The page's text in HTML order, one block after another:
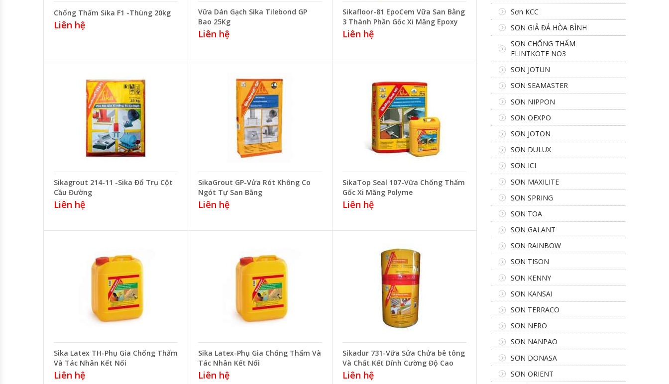
Chống Thấm Sika F1 -Thùng 20kg
Liên hệ
Vữa Dán Gạch Sika Tilebond GP
Bao 25Kg
Liên hệ
Sikafloor-81 EpoCem Vữa San Bằng
3 Thành Phần Gốc Xi Măng Epoxy
Liên hệ
Sikagrout 214-11 -Sika Đổ Trụ Cột
Cầu Đường
Liên hệ
SikaGrout GP-Vửa Rót Không Co
Ngót Tự San Bằng
Liên hệ
SikaTop Seal 107-Vữa Chống Thấm
Gốc Xi Măng Polyme
Liên hệ
Sika Latex TH-Phụ Gia Chống Thấm
Và Tác Nhân Kết Nối
Liên hệ
Sika Latex-Phụ Gia Chống Thấm Và
Tác Nhân Kết Nối
Liên hệ
Sikadur 731-Vữa Sửa Chửa bê tông
Và Chất Kết Dính Cường Độ Cao
Liên hệ
Sơn KCC
SƠN GIẢ ĐÁ HÒA BÌNH
SƠN CHỐNG THẤM
FLINTKOTE NO3
SƠN JOTUN
SƠN SEAMASTER
SƠN NIPPON
SƠN OEXPO
SƠN JOTON
SƠN DULUX
SƠN ICI
SƠN MAXILITE
SƠN SPRING
SƠN TOA
SƠN GALANT
SƠN RAINBOW
SƠN TISON
SƠN KENNY
SƠN KANSAI
SƠN TERRACO
SƠN NERO
SƠN NANPAO
SƠN DONASA
SƠN ORIENT